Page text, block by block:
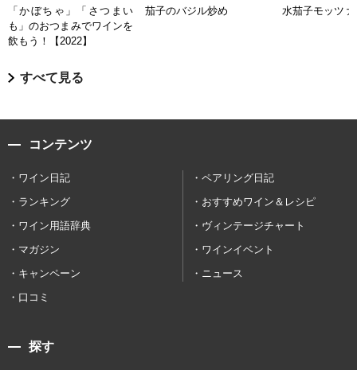
「かぼちゃ」「さつまい
も」のおつまみでワインを
飲もう！【2022】
茄子のバジル炒め 水茄子モッツァ
すべて見る
コンテンツ
ワイン日記
ペアリング日記
ランキング
おすすめワイン＆レシピ
ワイン用語辞典
ヴィンテージチャート
マガジン
ワインイベント
キャンペーン
ニュース
口コミ
探す